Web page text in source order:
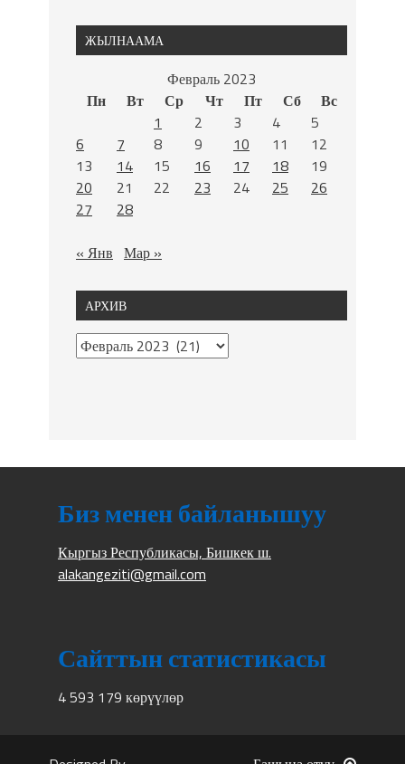
ЖЫЛНААМА
Февраль 2023
Пн
Вт Ср Чт Пт Сб
Вс
1
2 3 4
5
6
7 8 9 10 11
12
13
14 15 16 17 18
19
20
21 22 23 24 25
26
27
28
« Янв Мар »
АРХИВ
Биз менен байланышуу
Кыргыз Республикасы, Бишкек ш.
alakangeziti@gmail.com
Сайттын статистикасы
4 593 179 көрүүлөр